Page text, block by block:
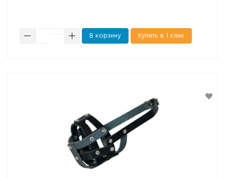
В корзину Купить в 1 клик